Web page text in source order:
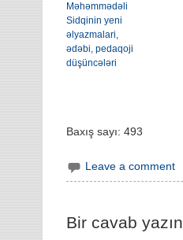
Məhəmmədəli
Sidqinin yeni
əlyazmalari,
ədəbi, pedaqoji
düşüncələri
Baxış sayı: 493
Leave a comment
Bir cavab yazın